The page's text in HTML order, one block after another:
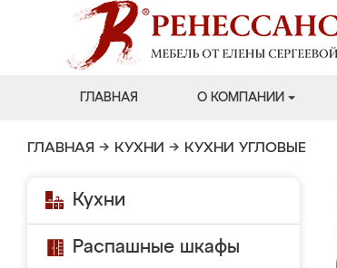
ГЛАВНАЯ О КОМПАНИИ
ГЛАВНАЯ → КУХНИ → КУХНИ УГЛОВЫЕ
Кухни
Распашные шкафы